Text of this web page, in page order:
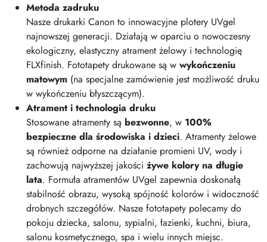
Metoda zadruku
Nasze drukarki Canon to innowacyjne plotery UVgel
najnowszej generacji. Działają w oparciu o nowoczesny
ekologiczny, elastyczny atrament żelowy i technologię
FLXfinish. Fototapety drukowane są w wykończeniu
matowym (na specjalne zamówienie jest możliwość druku
w wykończeniu błyszczącym).
Atrament i technologia druku
Stosowane atramenty są bezwonne, w 100%
bezpieczne dla środowiska i dzieci. Atramenty żelowe
są również odporne na działanie promieni UV, wody i
zachowują najwyższej jakości żywe kolory na długie
lata. Formuła atramentów UVgel zapewnia doskonałą
stabilność obrazu, wysoką spójność kolorów i widoczność
drobnych szczegółów. Nasze fototapety polecamy do
pokoju dziecka, salonu, sypialni, łazienki, kuchni, biura,
salonu kosmetycznego, spa i wielu innych miejsc.